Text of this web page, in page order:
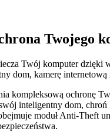
Twojego
Twój komputer
dom, kamerę internetową
kompleksową ochronę
inteligentny dom,
moduł Anti-Theft